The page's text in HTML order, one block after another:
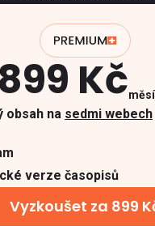
899 Kč
obsah na sedmi webech
verze časopisů
Vyzkoušet za 899